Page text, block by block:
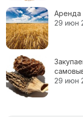
Аренда
29 июн
29 июн